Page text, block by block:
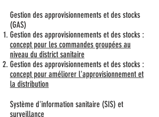
Gestion des approvisionnements et des stocks
(GAS)
Gestion des approvisionnements et des stocks :
concept pour les commandes groupées au
niveau du district sanitaire
Gestion des approvisionnements et des stocks :
concept pour améliorer l'approvisionnement et
la distribution
Système d'information sanitaire (SIS) et
surveillance